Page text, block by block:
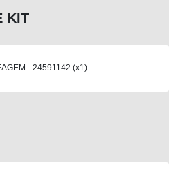
KIT
- 24591142 (x1)